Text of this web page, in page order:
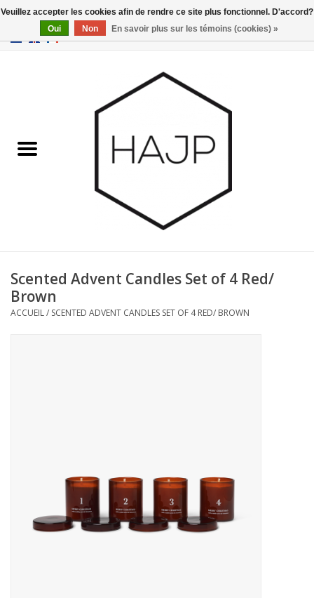
EUR/GBP 0 Articles - €0,00
Gadgets
Marques
Scented Advent Candles Set of 4 Red/
Brown
ACCUEIL/ SCENTED ADVENT CANDLES SET OF 4 RED/ BROWN
Veuillez accepter les cookies afin de rendre ce site plus fonctionnel. D'accord?
Oui
Non En savoir plus sur les témoins (cookies) »